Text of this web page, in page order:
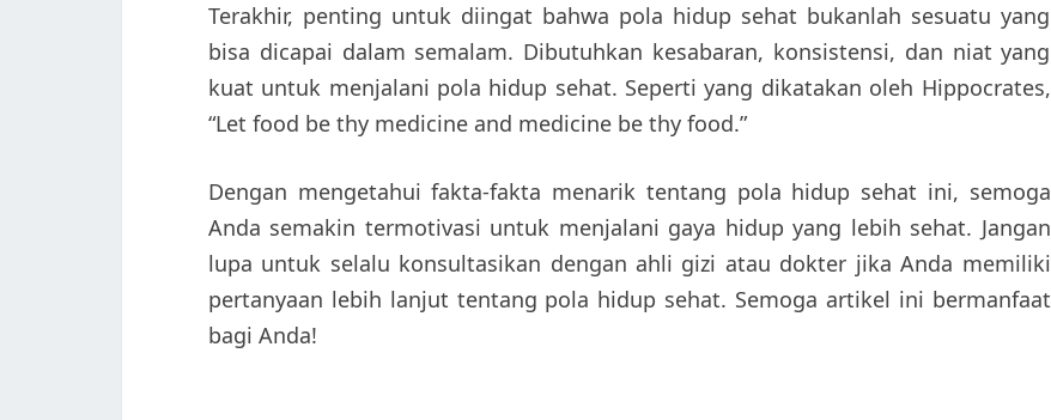
Terakhir, penting untuk diingat bahwa pola hidup sehat bukanlah sesuatu yang
bisa dicapai dalam semalam. Dibutuhkan kesabaran, konsistensi, dan niat yang
kuat untuk menjalani pola hidup sehat. Seperti yang dikatakan oleh Hippocrates,
“Let food be thy medicine and medicine be thy food.”
Dengan mengetahui fakta-fakta menarik tentang pola hidup sehat ini, semoga
Anda semakin termotivasi untuk menjalani gaya hidup yang lebih sehat. Jangan
lupa untuk selalu konsultasikan dengan ahli gizi atau dokter jika Anda memiliki
pertanyaan lebih lanjut tentang pola hidup sehat. Semoga artikel ini bermanfaat
bagi Anda!